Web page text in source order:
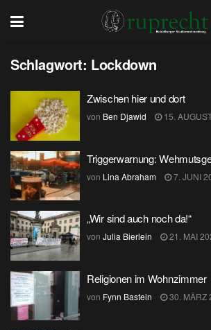
Schlagwort: Lockdown
Zwischen hier und dort
von Ben Djawid 15.
Triggerwarnung:
von Lina Abraham 7. JUNI
„Wir sind auch noch da!“
von Julia Bierlein 21. MAI
Religionen im Wohnzimmer
von Fynn Bastein 30. MÄRZ